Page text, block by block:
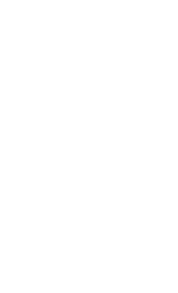
הודות לריסון
שקעים גדולים ללא
הנמוך מקשים על
עם שפה חדה.
הבולמים, אך